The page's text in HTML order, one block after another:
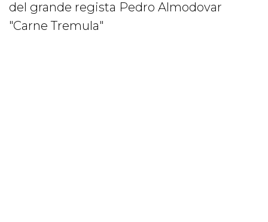
del grande regista Pedro Almodovar
"Carne Tremula"